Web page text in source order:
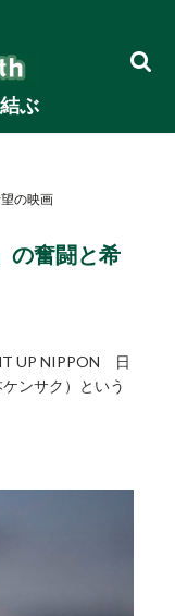
ぶ
の映画
の奮闘と希
UP NIPPON 日
ンサク）という